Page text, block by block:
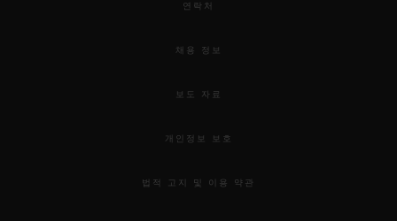
연락처
채용 정보
보도 자료
개인정보 보호
법적 고지 및 이용 약관